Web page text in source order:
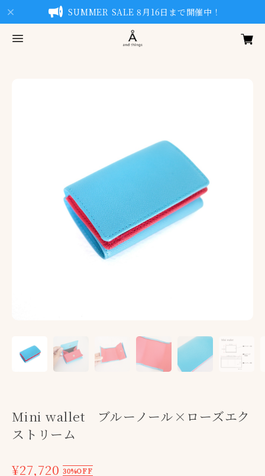
SUMMER SALE 8月16日まで開催中！
Mini wallet ブルーノール×ローズエク
ストリーム
¥27,720 30%OFF